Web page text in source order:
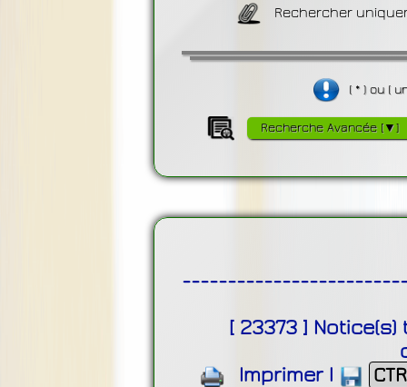
Rechercher
( * ) ou (
Recherche Avancée [▼]
[ 23373 ] Notice(s)
Imprimer|